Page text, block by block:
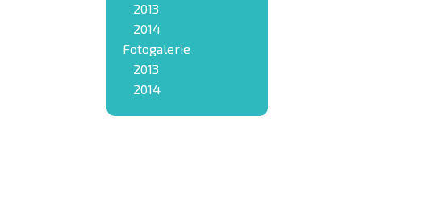
2013
2014
Fotogalerie
2013
2014